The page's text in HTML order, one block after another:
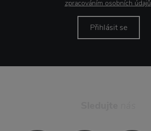
zpracováním osobních údajů
Přihlásit se